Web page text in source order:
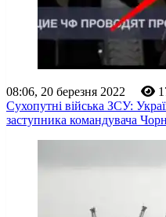
08:06, 20 березня 2022
Сухопутні війська ЗСУ:
заступника командувача